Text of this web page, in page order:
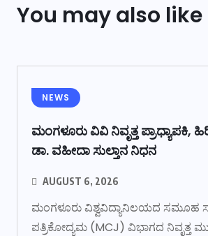
You may also like
NEWS
ಮಂಗಳೂರು ವಿವಿ ನಿವೃತ್ತ ಪ್ರಾಧ್ಯಾಪಕಿ,
ಡಾ. ವಹೀದಾ ಸುಲ್ತಾನ ನಿಧನ
AUGUST 6, 2026
ಮಂಗಳೂರು ವಿಶ್ವವಿದ್ಯಾನಿಲಯದ ಸಮೂಹ
ಪತ್ರಿಕೋದ್ಯಮ (MCJ) ವಿಭಾಗದ ನಿವೃತ್ತ